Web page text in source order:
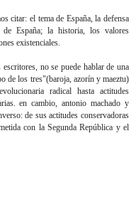
citar: el tema de España, la defensa
España; la historia, los valores
existenciales.
no se puede hablar de una
de los tres"(baroja, azorín y maeztu)
radical hasta actitudes
en cambio, antonio machado y
de sus actitudes conservadoras
con la Segunda República y el